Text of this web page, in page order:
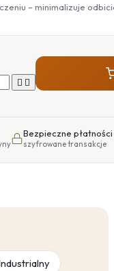
– minimalizuje
 
Bezpieczne płatności
szyfrowane transakcje